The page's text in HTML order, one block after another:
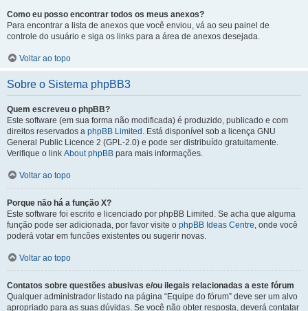
Como eu posso encontrar todos os meus anexos?
Para encontrar a lista de anexos que você enviou, vá ao seu painel de
controle do usuário e siga os links para a área de anexos desejada.
Voltar ao topo
Sobre o Sistema phpBB3
Quem escreveu o phpBB?
Este software (em sua forma não modificada) é produzido, publicado e com
direitos reservados a phpBB Limited . Está disponível sob a licença GNU
General Public Licence 2 (GPL-2.0) e pode ser distribuído gratuitamente.
Verifique o link About phpBB para mais informações.
Voltar ao topo
Porque não há a função X?
Este software foi escrito e licenciado por phpBB Limited. Se acha que alguma
função pode ser adicionada, por favor visite o phpBB Ideas Centre, onde você
poderá votar em funcões existentes ou sugerir novas.
Voltar ao topo
Contatos sobre questões abusivas e/ou ilegais relacionadas a este fórum
Qualquer administrador listado na página “Equipe do fórum” deve ser um alvo
apropriado para as suas dúvidas. Se você não obter resposta, deverá contatar